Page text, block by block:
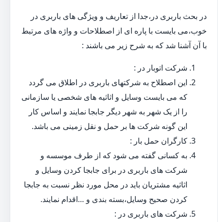
در بحث باربری در،جدا از تعاریف و ویژگی های باربری در
خوب،می بایست با پاره ای از اصطلاحات و واژه های مرتبط
با آن آشنا شد که به شرح زیر می باشند :
شرکت اتوبار در :
این اصطلاح به شرکتهای باربری در اطلاق می گردد
که می بایست وسایل و اثاثیه های شخصی یا سازمانی
را از یک شهر به شهر دیگر جابجا نمایند و اساس کار
این گونه شرکت ها بر حمل و نقل زمینی می باشد.
کارگران حمل بار :
به کسانی گفته می شود که از طرف موسسه و
شرکت های باربری در برای جابجا کردن وسایل و
اثاثیه مشتریان باید در محل مورد نظر نسبت به جابجا
کردن صحیح وسایل،بسته بندی و …اقدام نمایند.
شرکت های باربری در :